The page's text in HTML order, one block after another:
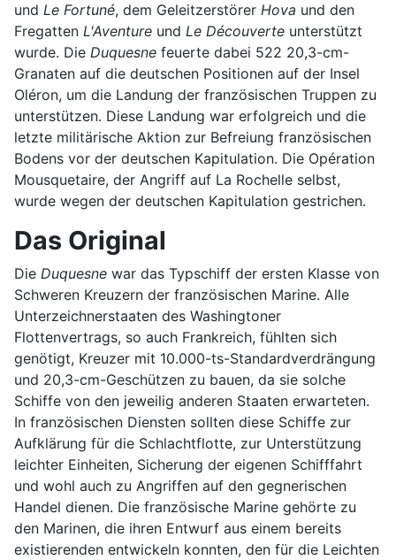
und Le Fortuné, dem Geleitzerstörer Hova und den
Fregatten L'Aventure und Le Découverte unterstützt
wurde. Die Duquesne feuerte dabei 522 20,3-cm-
Granaten auf die deutschen Positionen auf der Insel
Oléron, um die Landung der französischen Truppen zu
unterstützen. Diese Landung war erfolgreich und die
letzte militärische Aktion zur Befreiung französischen
Bodens vor der deutschen Kapitulation. Die Opération
Mousquetaire, der Angriff auf La Rochelle selbst,
wurde wegen der deutschen Kapitulation gestrichen.
Das Original
Die Duquesne war das Typschiff der ersten Klasse von
Schweren Kreuzern der französischen Marine. Alle
Unterzeichnerstaaten des Washingtoner
Flottenvertrags, so auch Frankreich, fühlten sich
genötigt, Kreuzer mit 10.000-ts-Standardverdrängung
und 20,3-cm-Geschützen zu bauen, da sie solche
Schiffe von den jeweilig anderen Staaten erwarteten.
In französischen Diensten sollten diese Schiffe zur
Aufklärung für die Schlachtflotte, zur Unterstützung
leichter Einheiten, Sicherung der eigenen Schifffahrt
und wohl auch zu Angriffen auf den gegnerischen
Handel dienen. Die französische Marine gehörte zu
den Marinen, die ihren Entwurf aus einem bereits
existierenden entwickeln konnten, den für die Leichten